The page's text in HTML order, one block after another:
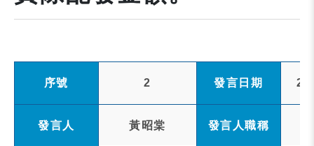
序號 2 發言日期
發言人 黃昭棠 發言人職稱